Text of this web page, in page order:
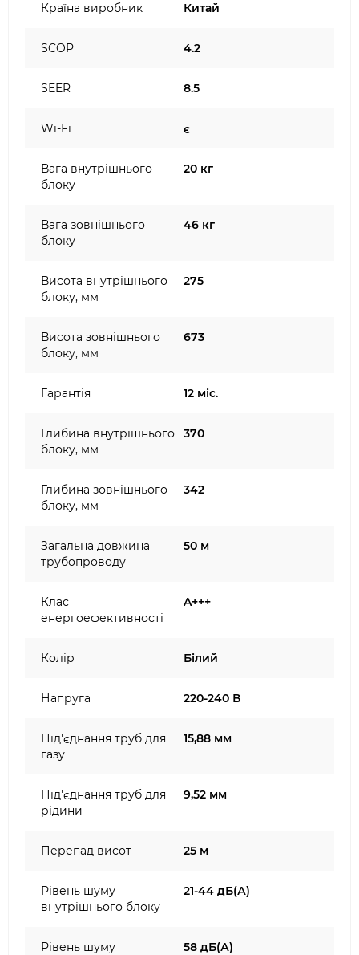
Країна виробник Китай
SCOP 4.2
SEER 8.5
Wi-Fi є
Вага внутрішнього
блоку
20 кг
Вага зовнішнього
блоку
46 кг
Висота внутрішнього
блоку, мм
275
Висота зовнішнього
блоку, мм
673
Гарантія 12 міс.
Глибина внутрішнього
блоку, мм
370
Глибина зовнішнього
блоку, мм
342
Загальна довжина
трубопроводу
50 м
Клас
енергоефективності
A+++
Колір Білий
Напруга 220-240 В
Під'єднання труб для
газу
15,88 мм
Під'єднання труб для
рідини
9,52 мм
Перепад висот 25 м
Рівень шуму
внутрішнього блоку
21-44 дБ(А)
Рівень шуму
58 дБ(А)